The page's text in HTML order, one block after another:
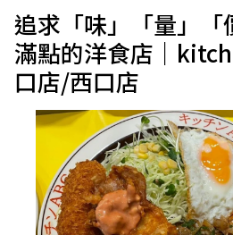
追求「味」「量」「
滿點的洋食店｜
口店/西口店